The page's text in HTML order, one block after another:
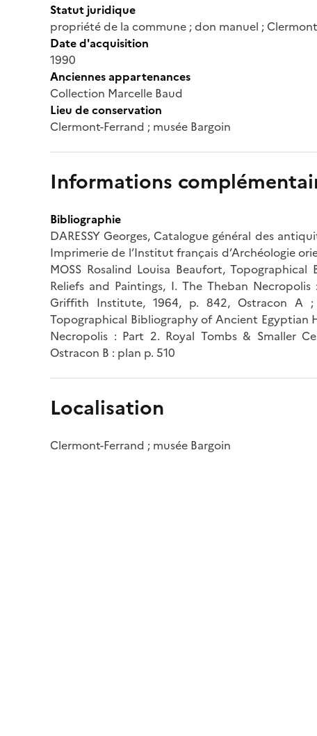
Statut juridique
propriété de la commune ; don manuel ;
Date d'acquisition
1990
Anciennes appartenances
Collection Marcelle Baud
Lieu de conservation
Clermont-Ferrand ; musée Bargoin
Informations
Bibliographie
DARESSY Georges, Catalogue général des
Imprimerie de l’Institut français d’Archéologie
MOSS Rosalind Louisa Beaufort,
Reliefs and Paintings, I. The Theban
Griffith Institute, 1964, p. 842, Ostracon A ;
Topographical Bibliography of Ancient Egyptian
Necropolis : Part 2. Royal Tombs & Smaller
Ostracon B : plan p. 510
Localisation
Clermont-Ferrand ; musée Bargoin